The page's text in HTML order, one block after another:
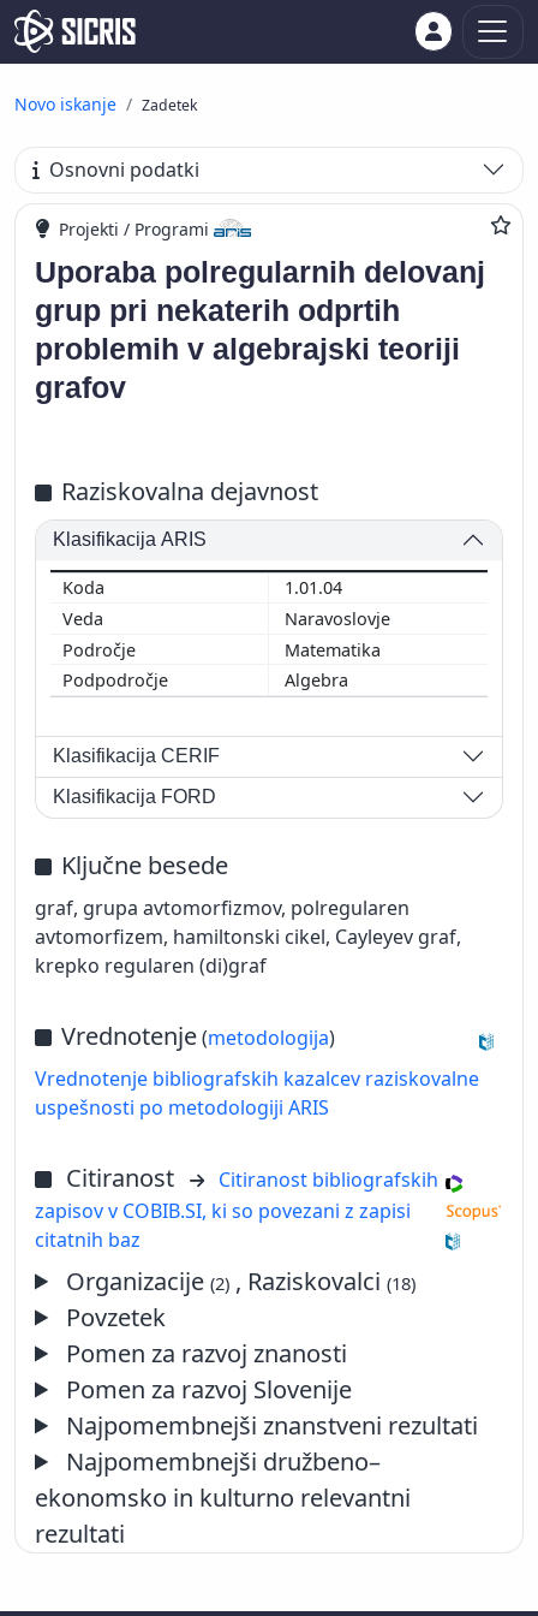
Novo iskanje Zadetek
Osnovni podatki
Projekti / Programi
Uporaba polregularnih delovanj
grup pri nekaterih odprtih
problemih v algebrajski teoriji
grafov
Raziskovalna dejavnost
Klasifikacija ARIS
1.01.04
Naravoslovje
Matematika
Algebra
Klasifikacija CERIF
Klasifikacija FORD
Ključne besede
graf, grupa avtomorfizmov, polregularen
avtomorfizem, hamiltonski cikel, Cayleyev graf,
krepko regularen (di)graf
Vrednotenje(metodologija)
Vrednotenje bibliografskih kazalcev raziskovalne
uspešnosti po metodologiji ARIS
Citiranost
Citiranost bibliografskih
zapisov v COBIB.SI, ki so povezani z zapisi
citatnih baz
Organizacije(2) , Raziskovalci(18)
Povzetek
Pomen za razvoj znanosti
Pomen za razvoj Slovenije
Najpomembnejši znanstveni rezultati
Najpomembnejši družbeno–
ekonomsko in kulturno relevantni
rezultati